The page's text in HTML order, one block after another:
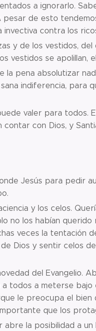
a ignorarlo.
pesar de esto
contra los
y de los vestidos, del
vestidos se apolillan,
pena absolutizar
indiferencia, para
valer para todos.
con Dios, y
Jesús para pedir
y los celos.
no los habían querido
veces la tentación
Dios y sentir celos
del Evangelio.
todos a meterse bajo
le preocupa el bien
que los
la posibilidad a